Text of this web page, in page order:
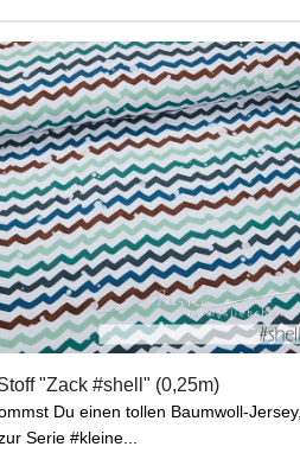
"Zack #shell" (0,25m)
Du einen tollen Baumwoll-Jersey,
Serie #kleine...